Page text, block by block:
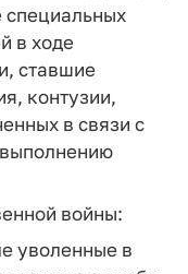
специальных
в ходе
ставшие
контузии,
в связи с
войны:
уволенные в